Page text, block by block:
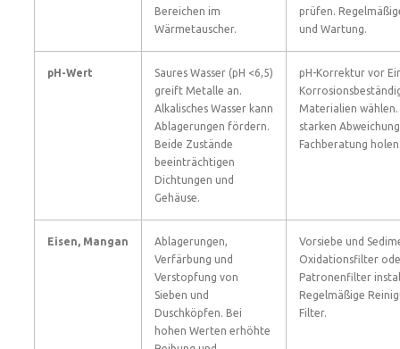
Bereichen im
Wärmetauscher.
prüfen.
und Wartung.
pH-Wert
Saures Wasser (pH <6,5)
greift Metalle an.
Alkalisches Wasser kann
Ablagerungen fördern.
Beide Zustände
beeinträchtigen
Dichtungen und
Gehäuse.
pH-Korrektur vor
Materialien wählen.
starken
Fachberatung
Eisen, Mangan
Ablagerungen,
Verfärbung und
Verstopfung von
Sieben und
Duschköpfen. Bei
hohen Werten erhöhte
Vorsiebe und
Oxidationsfilter
Patronenfilter
Regelmäßige
Filter.